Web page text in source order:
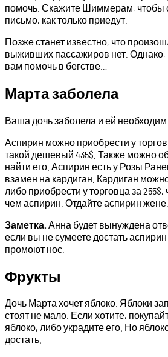
помочь. Скажите Шиммерам, чтобы
письмо, как только приедут.
Позже станет известно, что
выживших пассажиров нет.
вам помочь в бегстве…
Марта заболела
Ваша дочь заболела и ей необходим
Аспирин можно приобрести у
такой дешевый 435$. Также можно
найти его. Аспирин есть у Розы
взамен на кардиган. Кардиган
либо приобрести у торговца за
чем аспирин. Отдайте аспирин жене.
Заметка. Анна будет вынуждена
если вы не сумеете достать
промоют нос.
Фрукты
Дочь Марта хочет яблоко. Яблоки
стоят не мало. Если хотите,
яблоко, либо украдите его. Но
достать.